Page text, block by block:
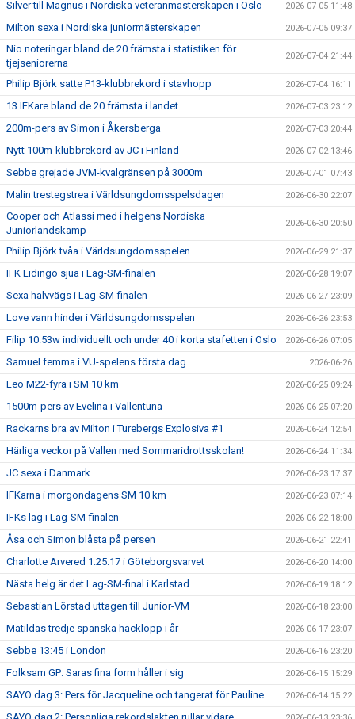
Silver till Magnus i Nordiska veteranmästerskapen i Oslo 2026-07-05 11:48
Milton sexa i Nordiska juniormästerskapen 2026-07-05 09:37
Nio noteringar bland de 20 främsta i statistiken för
tjejseniorerna
2026-07-04 21:44
Philip Björk satte P13-klubbrekord i stavhopp 2026-07-04 16:11
13 IFKare bland de 20 främsta i landet 2026-07-03 23:12
200m-pers av Simon i Åkersberga 2026-07-03 20:44
Nytt 100m-klubbrekord av JC i Finland 2026-07-02 13:46
Sebbe grejade JVM-kvalgränsen på 3000m 2026-07-01 07:43
Malin trestegstrea i Världsungdomsspelsdagen 2026-06-30 22:07
Cooper och Atlassi med i helgens Nordiska
Juniorlandskamp
2026-06-30 20:50
Philip Björk tvåa i Världsungdomsspelen 2026-06-29 21:37
IFK Lidingö sjua i Lag-SM-finalen 2026-06-28 19:07
Sexa halvvägs i Lag-SM-finalen 2026-06-27 23:09
Love vann hinder i Världsungdomsspelen 2026-06-26 23:53
Filip 10.53w individuellt och under 40 i korta stafetten i Oslo 2026-06-26 07:05
Samuel femma i VU-spelens första dag 2026-06-26
Leo M22-fyra i SM 10 km 2026-06-25 09:24
1500m-pers av Evelina i Vallentuna 2026-06-25 07:20
Rackarns bra av Milton i Turebergs Explosiva #1 2026-06-24 12:54
Härliga veckor på Vallen med Sommaridrottsskolan! 2026-06-24 11:34
JC sexa i Danmark 2026-06-23 17:37
IFKarna i morgondagens SM 10 km 2026-06-23 07:14
IFKs lag i Lag-SM-finalen 2026-06-22 18:00
Åsa och Simon blåsta på persen 2026-06-21 22:41
Charlotte Arvered 1:25:17 i Göteborgsvarvet 2026-06-20 14:00
Nästa helg är det Lag-SM-final i Karlstad 2026-06-19 18:12
Sebastian Lörstad uttagen till Junior-VM 2026-06-18 23:00
Matildas tredje spanska häcklopp i år 2026-06-17 23:07
Sebbe 13:45 i London 2026-06-16 23:20
Folksam GP: Saras fina form håller i sig 2026-06-15 15:29
SAYO dag 3: Pers för Jacqueline och tangerat för Pauline 2026-06-14 15:22